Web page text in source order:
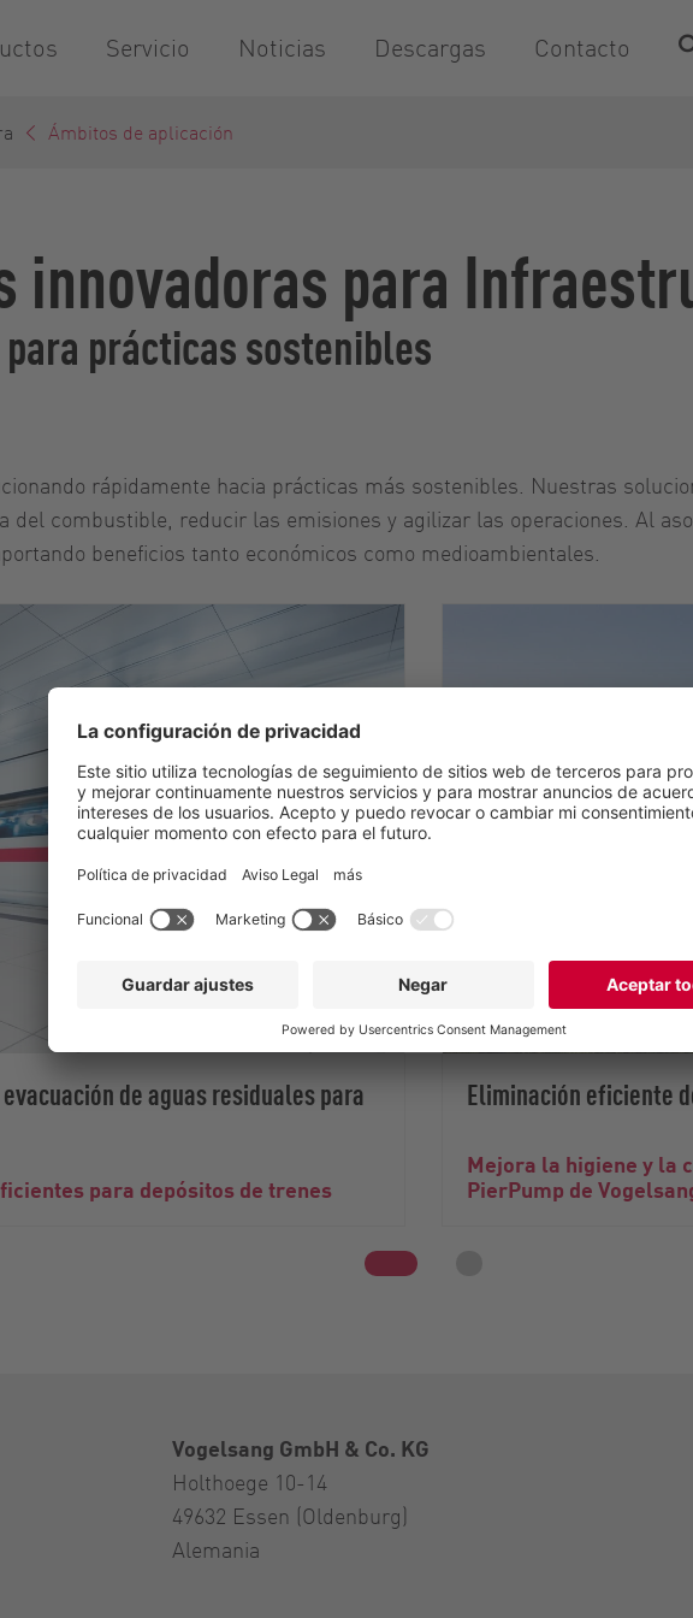
Servicio Noticias Descargas Contacto
Ámbitos de aplicación
innovadoras para
prácticas sostenibles
rápidamente hacia prácticas más sostenibles. Nuestras
del combustible, reducir las emisiones y agilizar las operaciones. Al
beneficios tanto económicos como medioambientales.
de aguas residuales para
para depósitos de trenes
Eliminación eficiente
Mejora la higiene y la
PierPump de
Vogelsang GmbH & Co. KG
Holthoege 10-14
49632 Essen (Oldenburg)
Alemania